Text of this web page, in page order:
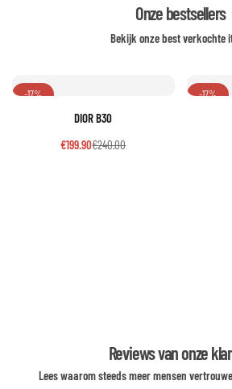
Onze bestsellers
Bekijk onze best verkochte
-17%
DIOR B30
€240.00
€199.90
-17%
Reviews van onze
Lees waarom steeds meer mensen